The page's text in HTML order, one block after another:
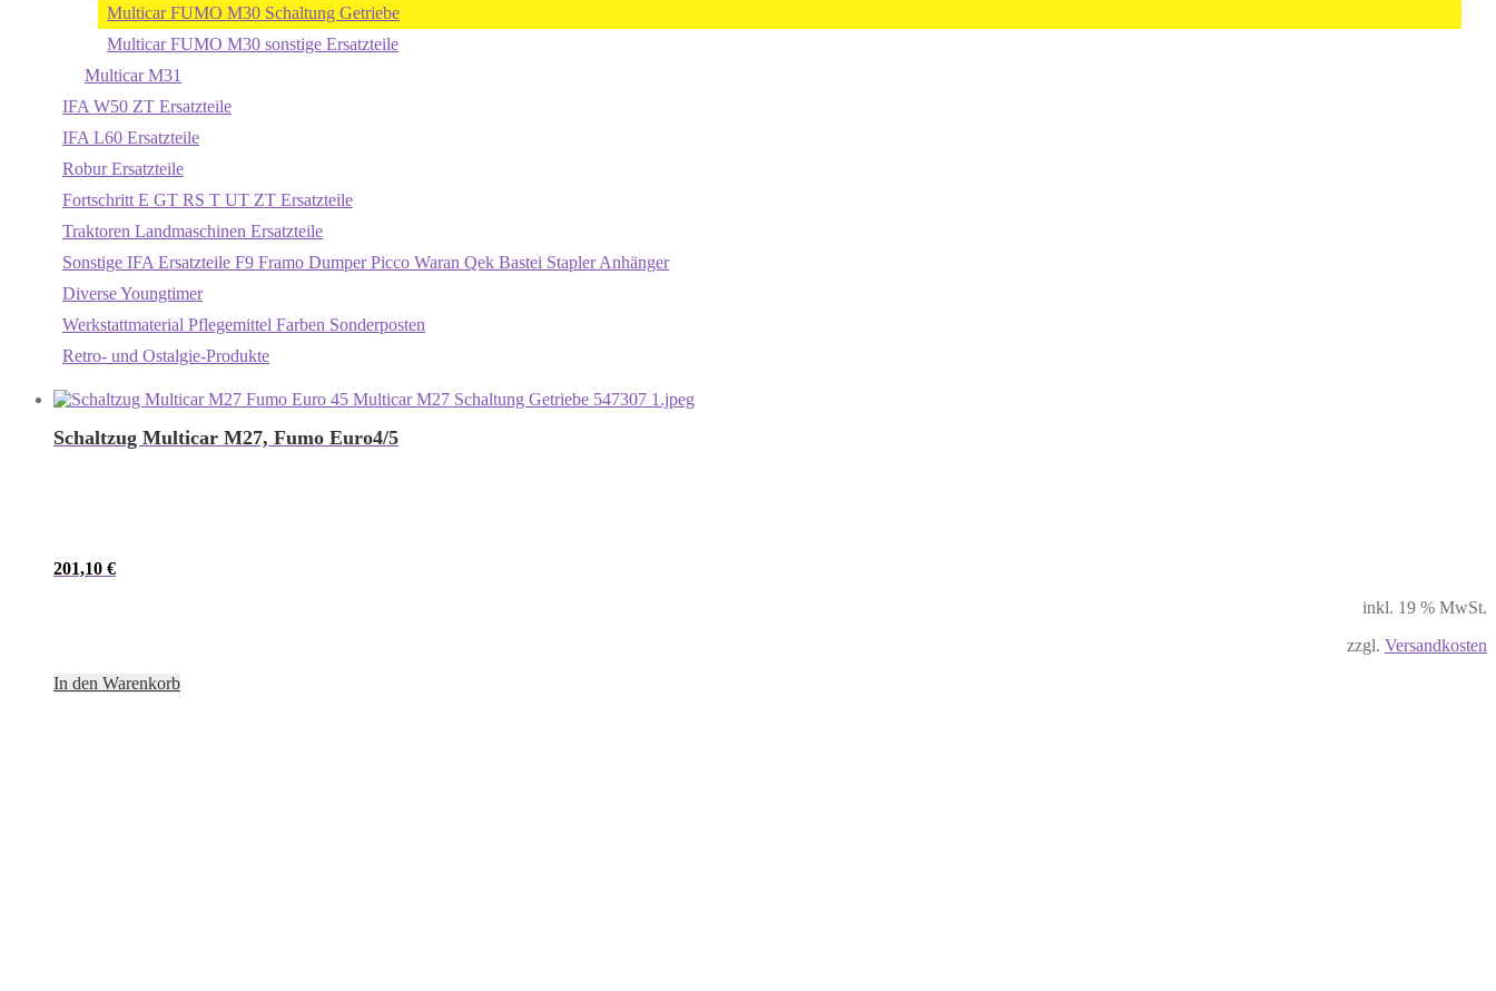
Multicar FUMO M30 Schaltung Getriebe
Multicar FUMO M30 sonstige Ersatzteile
Multicar M31
IFA W50 ZT Ersatzteile
IFA L60 Ersatzteile
Robur Ersatzteile
Fortschritt E GT RS T UT ZT Ersatzteile
Traktoren Landmaschinen Ersatzteile
Sonstige IFA Ersatzteile F9 Framo Dumper Picco Waran Qek Bastei Stapler Anhänger
Diverse Youngtimer
Werkstattmaterial Pflegemittel Farben Sonderposten
Retro- und Ostalgie-Produkte
Schaltzug Multicar M27, Fumo Euro4/5
201,10 €
inkl. 19 % MwSt.
zzgl. Versandkosten
In den Warenkorb